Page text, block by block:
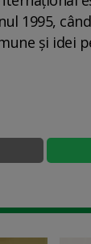
1995,
şi idei